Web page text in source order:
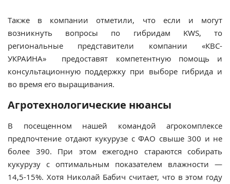
Также в компании отметили, что если и могут
возникнуть вопросы по гибридам KWS, то
региональные представители компании «КВС-
УКРАИНА» предоставят компетентную помощь и
консультационную поддержку при выборе гибрида и
во время его выращивания.
Агротехнологические нюансы
В посещенном нашей командой агрокомплексе
предпочтение отдают кукурузе с ФАО свыше 300 и не
более 390. При этом ежегодно стараются собирать
кукурузу с оптимальным показателем влажности —
14,5-15%. Хотя Николай Бабич считает, что в этом году